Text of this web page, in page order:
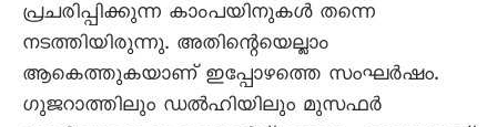
പ്രചരിപ്പിക്കുന്ന കാംപയിനുകൾ തന്നെ
നടത്തിയിരുന്നു. അതിന്റെയെല്ലാം
ആകെത്തുകയാണ് ഇപ്പോഴത്തെ സംഘർഷം.
ഗുജറാത്തിലും ഡൽഹിയിലും മുസഫർ